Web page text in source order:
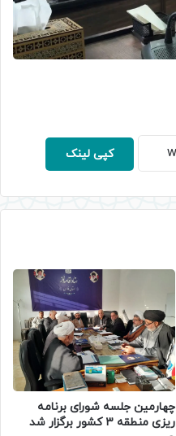
کپی لینک
چهارمین جلسه شورای برنامه
ریزی منطقه ۳ کشور برگزار شد